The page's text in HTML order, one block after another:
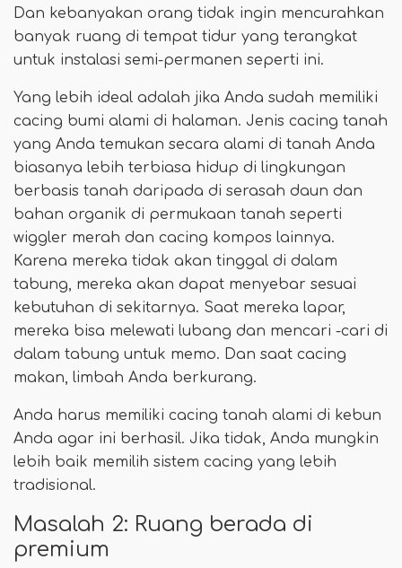
Dan kebanyakan orang tidak ingin mencurahkan
banyak ruang di tempat tidur yang terangkat
untuk instalasi semi-permanen seperti ini.
Yang lebih ideal adalah jika Anda sudah memiliki
cacing bumi alami di halaman. Jenis cacing tanah
yang Anda temukan secara alami di tanah Anda
biasanya lebih terbiasa hidup di lingkungan
berbasis tanah daripada di serasah daun dan
bahan organik di permukaan tanah seperti
wiggler merah dan cacing kompos lainnya.
Karena mereka tidak akan tinggal di dalam
tabung, mereka akan dapat menyebar sesuai
kebutuhan di sekitarnya. Saat mereka lapar,
mereka bisa melewati lubang dan mencari -cari di
dalam tabung untuk memo. Dan saat cacing
makan, limbah Anda berkurang.
Anda harus memiliki cacing tanah alami di kebun
Anda agar ini berhasil. Jika tidak, Anda mungkin
lebih baik memilih sistem cacing yang lebih
tradisional.
Masalah 2: Ruang berada di
premium